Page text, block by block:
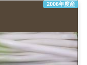
2006年度産